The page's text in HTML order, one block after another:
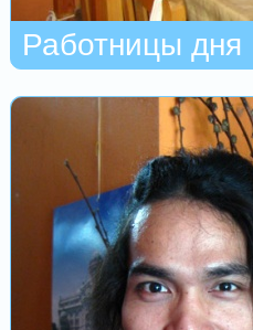
Работницы дня